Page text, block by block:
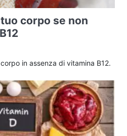
corpo se non
in assenza di vitamina B12.